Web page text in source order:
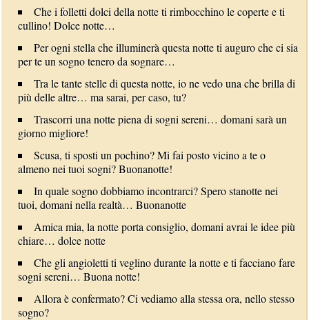
Che i folletti dolci della notte ti rimbocchino le coperte e ti
cullino! Dolce notte…
Per ogni stella che illuminerà questa notte ti auguro che ci sia
per te un sogno tenero da sognare…
Tra le tante stelle di questa notte, io ne vedo una che brilla di
più delle altre… ma sarai, per caso, tu?
Trascorri una notte piena di sogni sereni… domani sarà un
giorno migliore!
Scusa, ti sposti un pochino? Mi fai posto vicino a te o
almeno nei tuoi sogni? Buonanotte!
In quale sogno dobbiamo incontrarci? Spero stanotte nei
tuoi, domani nella realtà… Buonanotte
Amica mia, la notte porta consiglio, domani avrai le idee più
chiare… dolce notte
Che gli angioletti ti veglino durante la notte e ti facciano fare
sogni sereni… Buona notte!
Allora è confermato? Ci vediamo alla stessa ora, nello stesso
sogno?